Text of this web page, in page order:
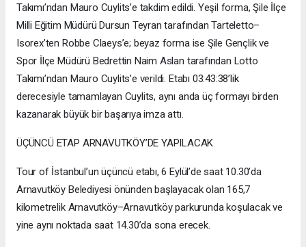
Takımı’ndan Mauro Cuylits’e takdim edildi. Yeşil forma, Şile İlçe
Milli Eğitim Müdürü Dursun Teyran tarafından Tarteletto–
Isorex’ten Robbe Claeys’e; beyaz forma ise Şile Gençlik ve
Spor İlçe Müdürü Bedrettin Naim Aslan tarafından Lotto
Takımı’ndan Mauro Cuylits’e verildi. Etabı 03:43:38’lik
derecesiyle tamamlayan Cuylits, aynı anda üç formayı birden
kazanarak büyük bir başarıya imza attı.
ÜÇÜNCÜ ETAP ARNAVUTKÖY’DE YAPILACAK
Tour of İstanbul’un üçüncü etabı, 6 Eylül’de saat 10.30’da
Arnavutköy Belediyesi önünden başlayacak olan 165,7
kilometrelik Arnavutköy–Arnavutköy parkurunda koşulacak ve
yine aynı noktada saat 14.30’da sona erecek.